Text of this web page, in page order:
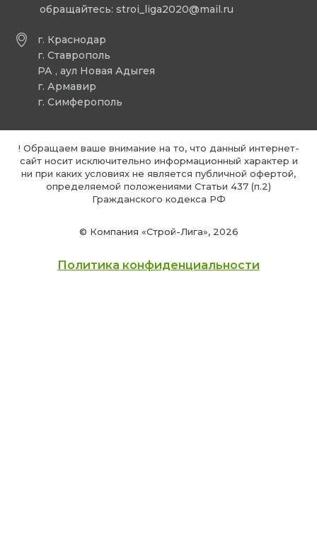
г. Краснодар
г. Ставрополь
РА , аул Новая Адыгея
г. Армавир
г. Симферополь
обращайтесь: stroi_liga2020@mail.ru
© Компания «Строй-Лига», 2026
! Обращаем ваше внимание на то, что данный интернет-
сайт носит исключительно информационный характер и
ни при каких условиях не является публичной офертой,
определяемой положениями Статьи 437 (п.2)
Гражданского кодекса РФ
Политика конфиденциальности